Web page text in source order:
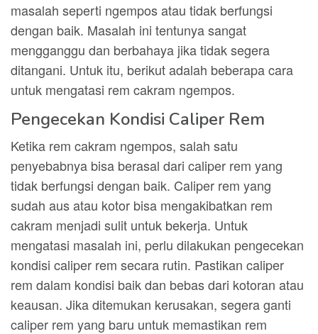
masalah seperti ngempos atau tidak berfungsi
dengan baik. Masalah ini tentunya sangat
mengganggu dan berbahaya jika tidak segera
ditangani. Untuk itu, berikut adalah beberapa cara
untuk mengatasi rem cakram ngempos.
Pengecekan Kondisi Caliper Rem
Ketika rem cakram ngempos, salah satu
penyebabnya bisa berasal dari caliper rem yang
tidak berfungsi dengan baik. Caliper rem yang
sudah aus atau kotor bisa mengakibatkan rem
cakram menjadi sulit untuk bekerja. Untuk
mengatasi masalah ini, perlu dilakukan pengecekan
kondisi caliper rem secara rutin. Pastikan caliper
rem dalam kondisi baik dan bebas dari kotoran atau
keausan. Jika ditemukan kerusakan, segera ganti
caliper rem yang baru untuk memastikan rem